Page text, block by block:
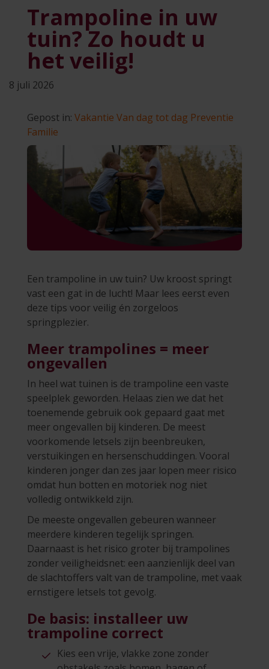
Trampoline in uw
tuin? Zo houdt u
het veilig!
8 juli 2026
Gepost in: Vakantie Van dag tot dag Preventie
Familie
Een trampoline in uw tuin? Uw kroost springt
vast een gat in de lucht! Maar lees eerst even
deze tips voor veilig én zorgeloos
springplezier.
Meer trampolines = meer
ongevallen
In heel wat tuinen is de trampoline een vaste
speelplek geworden. Helaas zien we dat het
toenemende gebruik ook gepaard gaat met
meer ongevallen bij kinderen. De meest
voorkomende letsels zijn beenbreuken,
verstuikingen en hersenschuddingen. Vooral
kinderen jonger dan zes jaar lopen meer risico
omdat hun botten en motoriek nog niet
volledig ontwikkeld zijn.
De meeste ongevallen gebeuren wanneer
meerdere kinderen tegelijk springen.
Daarnaast is het risico groter bij trampolines
zonder veiligheidsnet: een aanzienlijk deel van
de slachtoffers valt van de trampoline, met vaak
ernstigere letsels tot gevolg.
De basis: installeer uw
trampoline correct
Kies een vrije, vlakke zone zonder